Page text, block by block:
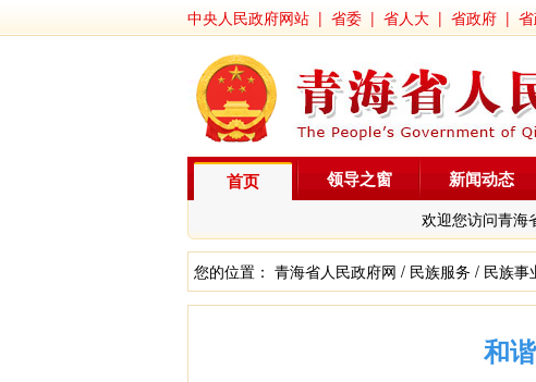
中央人民政府网站 | 省委 | 省人大 | 省政府 |
首页
欢迎您访问青海
领导之窗 新闻动态
您的位置： 青海省人民政府网 / 民族服务 / 民族事
和